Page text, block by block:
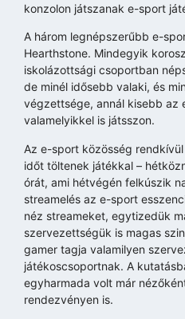
konzolon játszanak e-sport
A három legnépszerűbb e-
Hearthstone. Mindegyik
iskolázottsági csoportban
de minél idősebb valaki, és
végzettsége, annál kisebb az
valamelyikkel is játsszon.
Az e-sport közösség
időt töltenek játékkal –
órát, ami hétvégén felkúszik
streamelés az e-sport
néz streameket, egytizedük
szervezettségük is magas
gamer tagja valamilyen
játékoscsoportnak. A
egyharmada volt már
rendezvényen is.